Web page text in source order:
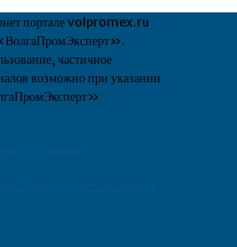
портале volpromex.ru
частичное
возможно при указании